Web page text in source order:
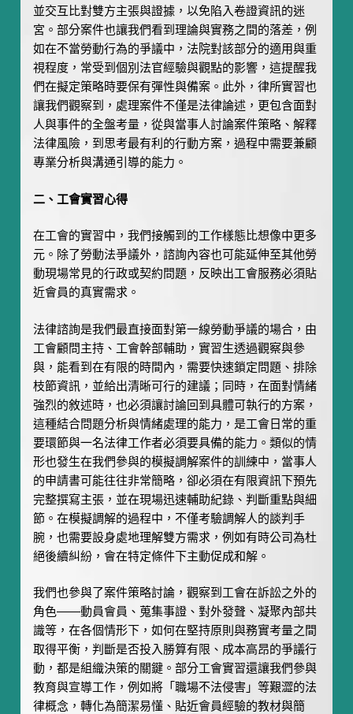
並交互比對雙方主張與證據，以免陷入卷證資訊的迷
宮。部分案件也讓我們看到理論與實務之間的落差，例
如在不當勞動行為的爭議中，法院對該部分的適用與重
視程度，常受到個別法官經驗與觀點的影響，這提醒我
們在擬定策略時要保有彈性與備案。此外，律所實習也
讓我們觀察到，處理案件不僅是法律論述，更包含面對
人與事件的全盤考量，從與當事人討論案件策略、解釋
法律風險，到思考最有利的行動方案，過程中需要兼顧
專業分析與溝通引導的能力。
二、工會實習心得
在工會的實習中，我們接觸到的工作樣態比想像中更多
元。除了勞動法爭議外，諮詢內容也可能延伸至其他勞
動現場常見的行政或契約問題，反映出工會服務必須貼
近會員的真實需求。
法律諮詢是我們最直接面對第一線勞動爭議的場合，由
工會顧問主持、工會幹部輔助，實習生透過觀察與參
與，能看到在有限的時間內，需要快速鎖定問題、排除
枝節資訊，並給出清晰可行的建議；同時，在面對情緒
強烈的敘述時，也必須讓討論回到具體可執行的方案，
這種結合問題分析與情緒處理的能力，是工會日常的重
要環節與一名法律工作者必須要具備的能力。類似的情
形也發生在我們參與的模擬調解案件的訓練中，當事人
的申請書可能往往非常簡略，卻必須在有限資訊下預先
完整撰寫主張，並在現場迅速輔助紀錄、判斷重點與細
節。在模擬調解的過程中，不僅考驗調解人的談判手
腕，也需要設身處地理解雙方需求，例如有時公司為杜
絕後續糾紛，會在特定條件下主動促成和解。
我們也參與了案件策略討論，觀察到工會在訴訟之外的
角色——動員會員、蒐集事證、對外發聲、凝聚內部共
識等，在各個情形下，如何在堅持原則與務實考量之間
取得平衡，判斷是否投入勝算有限、成本高昂的爭議行
動，都是組織決策的關鍵。部分工會實習還讓我們參與
教育與宣導工作，例如將「職場不法侵害」等艱澀的法
律概念，轉化為簡潔易懂、貼近會員經驗的教材與簡